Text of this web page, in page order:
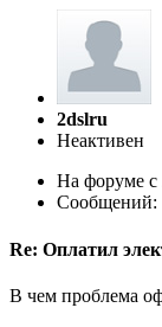
2dslru
Неактивен
На форуме с
Сообщений:
Re: Оплатил
В чем проблема